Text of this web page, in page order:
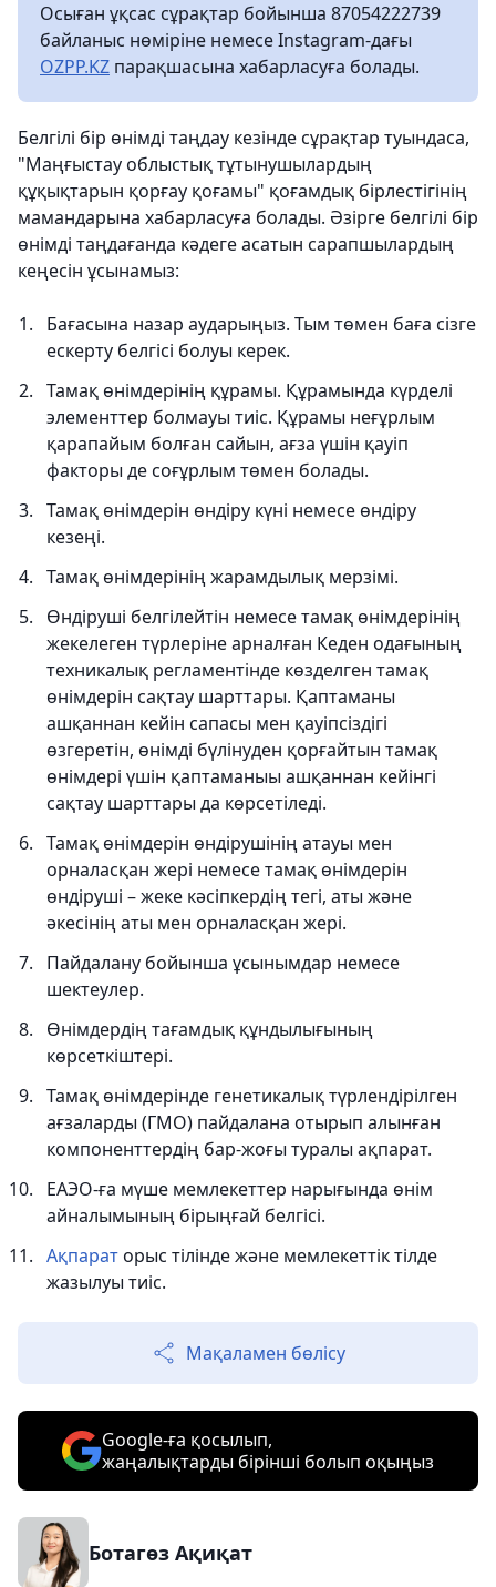
Осыған ұқсас сұрақтар бойынша 87054222739
байланыс нөміріне немесе Instagram-дағы
OZPP.KZ парақшасына хабарласуға болады.
Белгілі бір өнімді таңдау кезінде сұрақтар туындаса,
"Маңғыстау облыстық тұтынушылардың
құқықтарын қорғау қоғамы" қоғамдық бірлестігінің
мамандарына хабарласуға болады. Әзірге белгілі бір
өнімді таңдағанда кәдеге асатын сарапшылардың
кеңесін ұсынамыз:
Бағасына назар аударыңыз. Тым төмен баға сізге
ескерту белгісі болуы керек.
Тамақ өнімдерінің құрамы. Құрамында күрделі
элементтер болмауы тиіс. Құрамы неғұрлым
қарапайым болған сайын, ағза үшін қауіп
факторы де соғұрлым төмен болады.
Тамақ өнімдерін өндіру күні немесе өндіру
кезеңі.
Тамақ өнімдерінің жарамдылық мерзімі.
Өндіруші белгілейтін немесе тамақ өнімдерінің
жекелеген түрлеріне арналған Кеден одағының
техникалық регламентінде көзделген тамақ
өнімдерін сақтау шарттары. Қаптаманы
ашқаннан кейін сапасы мен қауіпсіздігі
өзгеретін, өнімді бүлінуден қорғайтын тамақ
өнімдері үшін қаптаманыы ашқаннан кейінгі
сақтау шарттары да көрсетіледі.
Тамақ өнімдерін өндірушінің атауы мен
орналасқан жері немесе тамақ өнімдерін
өндіруші – жеке кәсіпкердің тегі, аты және
әкесінің аты мен орналасқан жері.
Пайдалану бойынша ұсынымдар немесе
шектеулер.
Өнімдердің тағамдық құндылығының
көрсеткіштері.
Тамақ өнімдерінде генетикалық түрлендірілген
ағзаларды (ГМО) пайдалана отырып алынған
компоненттердің бар-жоғы туралы ақпарат.
ЕАЭО-ға мүше мемлекеттер нарығында өнім
айналымының бірыңғай белгісі.
Ақпараторыс тілінде және мемлекеттік тілде
жазылуы тиіс.
Мақаламен бөлісу
Google-ға қосылып,
жаңалықтарды бірінші болып оқыңыз
Ботагөз Ақиқат